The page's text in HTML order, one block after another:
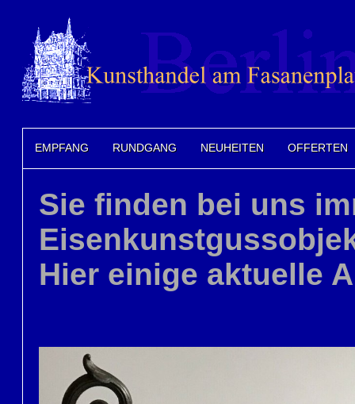
EMPFANG RUNDGANG NEUHEITEN OFFERTEN
Sie finden bei uns
Hier einige aktuelle